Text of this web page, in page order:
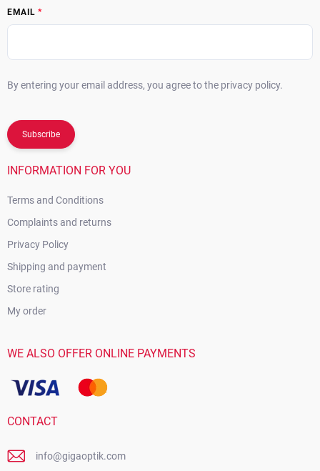
EMAIL
By entering your email address, you agree to the privacy policy.
Subscribe
INFORMATION FOR YOU
Terms and Conditions
Complaints and returns
Privacy Policy
Shipping and payment
Store rating
My order
WE ALSO OFFER ONLINE PAYMENTS
CONTACT
info@gigaoptik.com